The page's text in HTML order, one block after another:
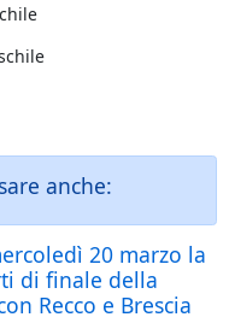
anche:
20 marzo la
di finale della
Recco e Brescia